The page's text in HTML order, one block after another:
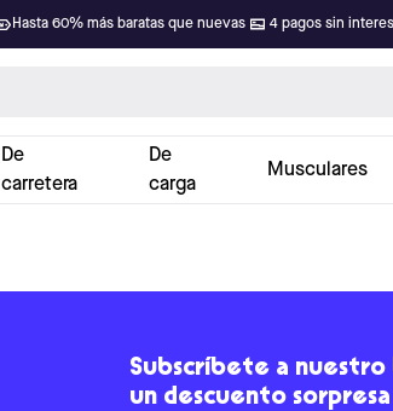
Hasta 60% más baratas que nuevas 4 pagos sin
De
carretera
De
carga
Musculares
Subscríbete a
un descuento sorpresa